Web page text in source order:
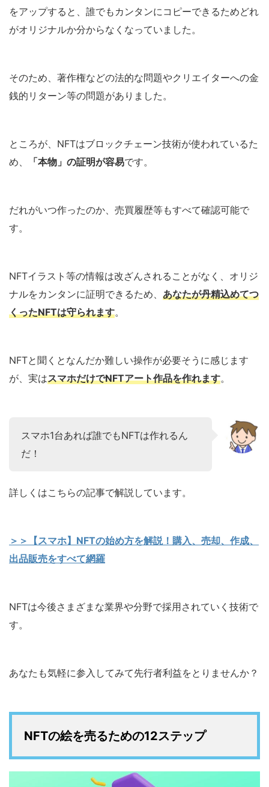
をアップすると、誰でもカンタンにコピーできるためどれ
がオリジナルか分からなくなっていました。
そのため、著作権などの法的な問題やクリエイターへの金
銭的リターン等の問題がありました。
ところが、NFTはブロックチェーン技術が使われているた
め、
「本物」の証明が容易です。
だれがいつ作ったのか、売買履歴等もすべて確認可能で
す。
NFTイラスト等の情報は改ざんされることがなく、オリジ
ナルをカンタンに証明できるため、 あなたが丹精込めてつ
くったNFTは守られます。
NFTと聞くとなんだか難しい操作が必要そうに感じます
が、実はスマホだけでNFTアート作品を作れます。
スマホ1台あれば誰でもNFTは作れるん
だ！
詳しくはこちらの記事で解説しています。
＞＞【スマホ】NFTの始め方を解説！購入、売却、作成、
出品販売をすべて網羅
NFTは今後さまざまな業界や分野で採用されていく技術で
す。
あなたも気軽に参入してみて先行者利益をとりませんか？
NFTの絵を売るための12ステップ